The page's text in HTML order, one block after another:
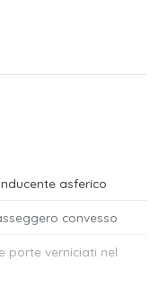
asferico
convesso
porte verniciati nel